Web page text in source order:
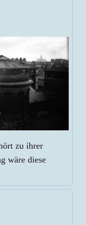
zu ihrer
wäre diese